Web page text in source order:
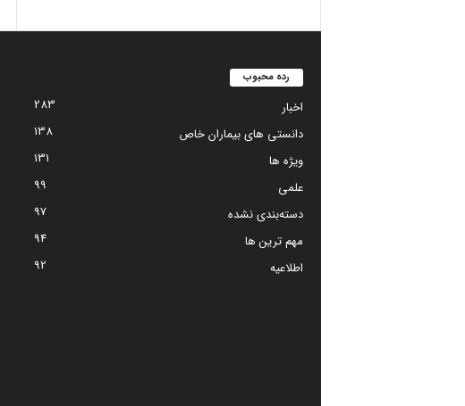
رده محبوب
اخبار
283
دانستی های بیماران خاص
138
ویژه ها
131
علمی
99
دسته‌بندی نشده
97
مهم ترین ها
94
اطلاعیه
92